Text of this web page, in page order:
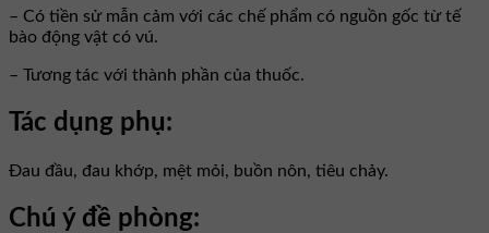
– Có tiền sử mẫn cảm với các chế phẩm có nguồn gốc từ tế
bào động vật có vú.
– Tương tác với thành phần của thuốc.
Tác dụng phụ:
Đau đầu, đau khớp, mệt mỏi, buồn nôn, tiêu chảy.
Chú ý đề phòng: